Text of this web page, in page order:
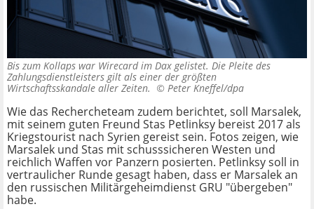
Bis zum Kollaps war Wirecard im Dax gelistet. Die Pleite des
Zahlungsdienstleisters gilt als einer der größten
Wirtschaftsskandale aller Zeiten. © Peter Kneffel/dpa
Wie das Rechercheteam zudem berichtet, soll Marsalek,
mit seinem guten Freund Stas Petlinksy bereist 2017 als
Kriegstourist nach Syrien gereist sein. Fotos zeigen, wie
Marsalek und Stas mit schusssicheren Westen und
reichlich Waffen vor Panzern posierten. Petlinksy soll in
vertraulicher Runde gesagt haben, dass er Marsalek an
den russischen Militärgeheimdienst GRU "übergeben"
habe.